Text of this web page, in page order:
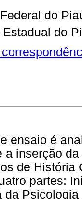
do
do
ensaio é
a inserção
de História
partes:
da